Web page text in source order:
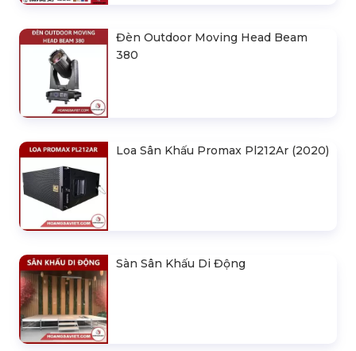
Đèn Outdoor Moving Head Beam
380
Loa Sân Khấu Promax Pl212Ar (2020)
Sàn Sân Khấu Di Động